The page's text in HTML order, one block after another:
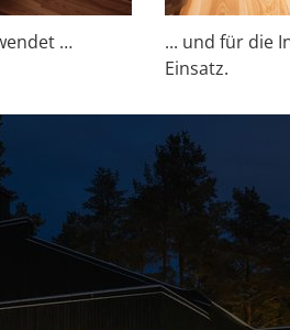
…
... und für die
Einsatz.